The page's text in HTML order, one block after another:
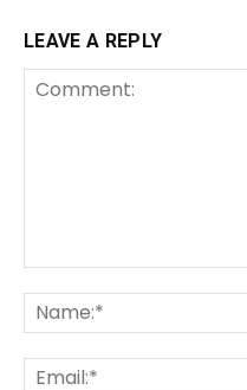
LEAVE A REPLY